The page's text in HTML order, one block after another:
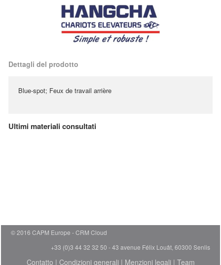
Dettagli del prodotto
Blue-spot; Feux de travail arrière
Ultimi materiali consultati
© 2016 CAPM Europe
CRM Cloud
+33 (0)3 44 32 32 50 - 43 avenue Félix Louât, 60300 Senlis
Contatto | Condizioni generali| Menzioni legali| Team